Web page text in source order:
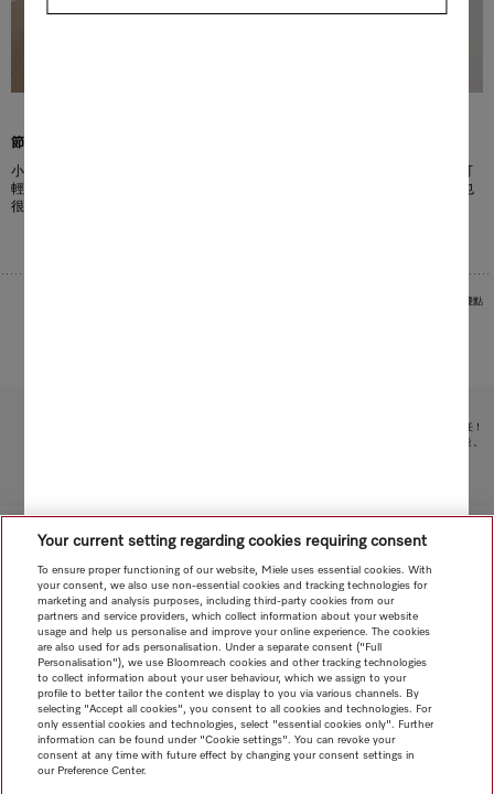
節省空間且輕便
小型家庭的理想選擇：Miele Guard S1 重量輕巧（約 5.6 公斤）且外觀緊湊，可
輕鬆執行清潔作業，特別易於拿取和操作。體積小，因此在存放時佔用的空間也
很小。
圖片作為範例用於展示產品優點
受限於技術變化；不對所提供資訊的準確性承擔任何責任！
請注意，香港地區目前不提供電器聯網工具配件 和 Alexa 功能 。
Your current setting regarding cookies requiring consent
To ensure proper functioning of our website, Miele uses essential cookies. With
your consent, we also use non-essential cookies and tracking technologies for
marketing and analysis purposes, including third-party cookies from our
partners and service providers, which collect information about your website
usage and help us personalise and improve your online experience. The cookies
are also used for ads personalisation. Under a separate consent ("Full
Personalisation"), we use Bloomreach cookies and other tracking technologies
to collect information about your user behaviour, which we assign to your
profile to better tailor the content we display to you via various channels. By
selecting "Accept all cookies", you consent to all cookies and technologies. For
only essential cookies and technologies, select "essential cookies only". Further
information can be found under "Cookie settings". You can revoke your
consent at any time with future effect by changing your consent settings in
our Preference Center.